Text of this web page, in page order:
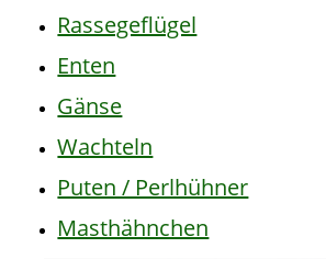
Rassegeflügel
Enten
Gänse
Wachteln
Puten / Perlhühner
Masthähnchen